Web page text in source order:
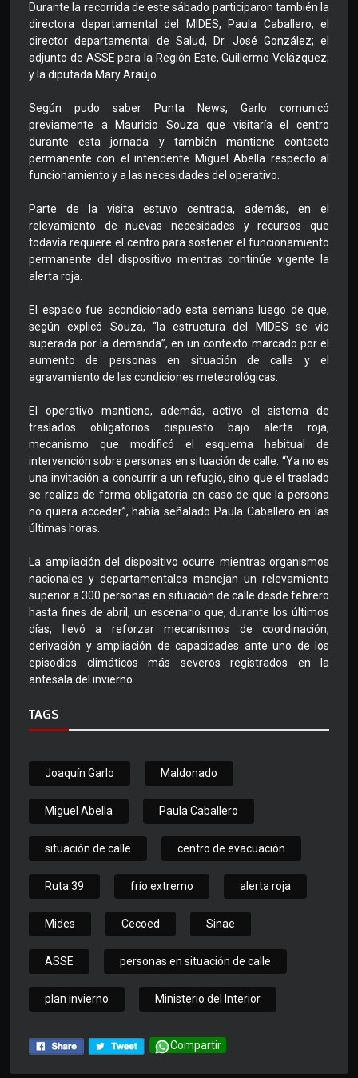
Durante la recorrida de este sábado participaron también la
directora departamental del MIDES, Paula Caballero; el
director departamental de Salud, Dr. José González; el
adjunto de ASSE para la Región Este, Guillermo Velázquez;
y la diputada Mary Araújo.
Según pudo saber Punta News, Garlo comunicó
previamente a Mauricio Souza que visitaría el centro
durante esta jornada y también mantiene contacto
permanente con el intendente Miguel Abella respecto al
funcionamiento y a las necesidades del operativo.
Parte de la visita estuvo centrada, además, en el
relevamiento de nuevas necesidades y recursos que
todavía requiere el centro para sostener el funcionamiento
permanente del dispositivo mientras continúe vigente la
alerta roja.
El espacio fue acondicionado esta semana luego de que,
según explicó Souza, “la estructura del MIDES se vio
superada por la demanda”, en un contexto marcado por el
aumento de personas en situación de calle y el
agravamiento de las condiciones meteorológicas.
El operativo mantiene, además, activo el sistema de
traslados obligatorios dispuesto bajo alerta roja,
mecanismo que modificó el esquema habitual de
intervención sobre personas en situación de calle. “Ya no es
una invitación a concurrir a un refugio, sino que el traslado
se realiza de forma obligatoria en caso de que la persona
no quiera acceder”, había señalado Paula Caballero en las
últimas horas.
La ampliación del dispositivo ocurre mientras organismos
nacionales y departamentales manejan un relevamiento
superior a 300 personas en situación de calle desde febrero
hasta fines de abril, un escenario que, durante los últimos
días, llevó a reforzar mecanismos de coordinación,
derivación y ampliación de capacidades ante uno de los
episodios climáticos más severos registrados en la
antesala del invierno.
TAGS
Joaquín Garlo Maldonado
Miguel Abella Paula Caballero
situación de calle centro de evacuación
Ruta 39 frío extremo alerta roja
Mides Cecoed Sinae
ASSE personas en situación de calle
plan invierno Ministerio del Interior
Compartir